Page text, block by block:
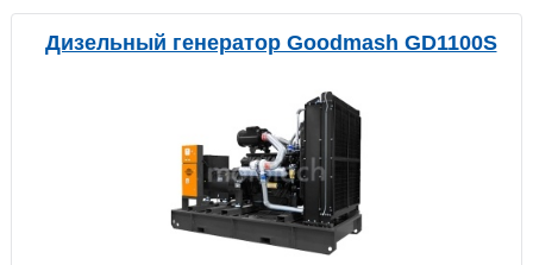
Дизельный генератор Goodmash GD1100S